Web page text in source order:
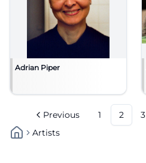
Adrian Piper
Previous 1 2 3
Artists